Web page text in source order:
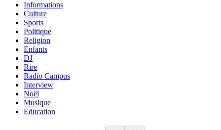
Informations
Culture
Sports
Politique
Religion
Enfants
DJ
Rire
Radio Campus
Interview
Noël
Musique
Education